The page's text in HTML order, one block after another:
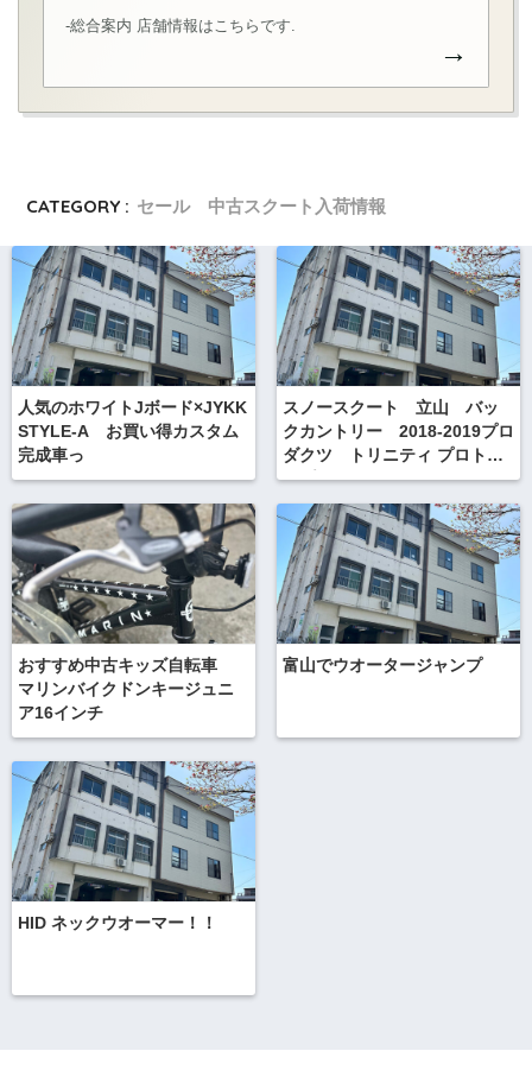
-総合案内 店舗情報はこちらです.
→
CATEGORY : セール 中古スクート入荷情報
人気のホワイトJボード×JYKK
STYLE-A お買い得カスタム
完成車っ
スノースクート 立山 バッ
クカントリー 2018-2019プロ
ダクツ トリニティ プロトタ
イプテスト
おすすめ中古キッズ自転車
マリンバイクドンキージュニ
ア16インチ
富山でウオータージャンプ
HID ネックウオーマー！！